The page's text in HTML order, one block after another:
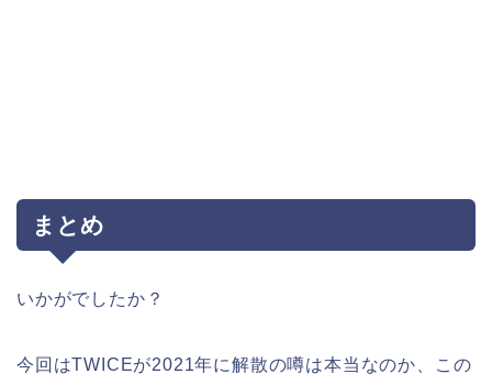
まとめ
いかがでしたか？
今回はTWIC Eが2021年に解散の噂は本当なのか、この